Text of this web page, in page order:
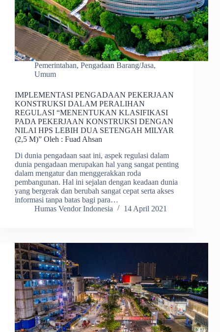
Pemerintahan, Pengadaan Barang/Jasa,
Umum
IMPLEMENTASI PENGADAAN PEKERJAAN
KONSTRUKSI DALAM PERALIHAN
REGULASI “MENENTUKAN KLASIFIKASI
PADA PEKERJAAN KONSTRUKSI DENGAN
NILAI HPS LEBIH DUA SETENGAH MILYAR
(2,5 M)” Oleh : Fuad Ahsan
Di dunia pengadaan saat ini, aspek regulasi dalam
dunia pengadaan merupakan hal yang sangat penting
dalam mengatur dan menggerakkan roda
pembangunan. Hal ini sejalan dengan keadaan dunia
yang bergerak dan berubah sangat cepat serta akses
informasi tanpa batas bagi para…
Humas Vendor Indonesia
14 April 2021